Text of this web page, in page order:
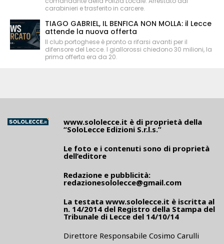
carabinieri e trasferito in carcere.
TIAGO GABRIEL, IL BENFICA NON MOLLA: il Lecce
attende la nuova offerta
Il club portoghese è pronto a rifarsi avanti per il
difensore del Lecce. I giallorossi chiedono 30 milioni, la
prima offerta era da 20.
www.sololecce.it è di proprietà della
“SoloLecce Edizioni S.r.l.s.”
Le foto e i contenuti sono di proprietà
dell’editore
Redazione e pubblicità:
redazionesololecce@gmail.com
La testata www.sololecce.it è iscritta al
n. 14/2014 del Registro della Stampa del
Tribunale di Lecce del 14/10/14
Direttore Responsabile Cosimo Carulli